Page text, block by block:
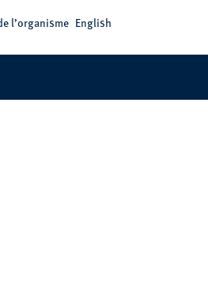
l’organisme English